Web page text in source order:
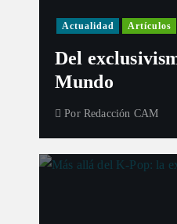
Actualidad Artículos
Del
Mundo
Por Redacción CAM